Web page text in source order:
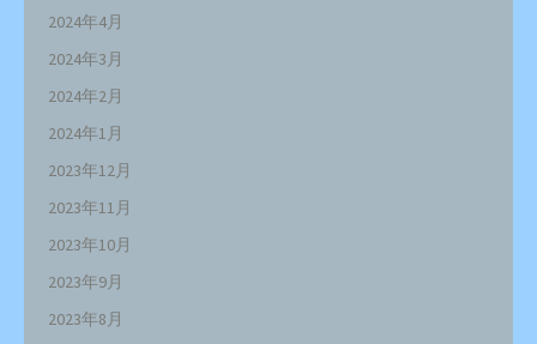
2024年4月
2024年3月
2024年2月
2024年1月
2023年12月
2023年11月
2023年10月
2023年9月
2023年8月